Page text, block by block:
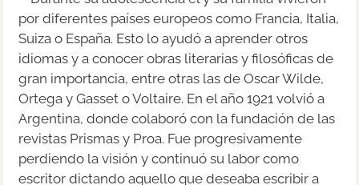
por diferentes países europeos como Francia, Italia,
Suiza o España. Esto lo ayudó a aprender otros
idiomas y a conocer obras literarias y filosóficas de
gran importancia, entre otras las de Oscar Wilde,
Ortega y Gasset o Voltaire. En el año 1921 volvió a
Argentina, donde colaboró con la fundación de las
revistas Prismas y Proa. Fue progresivamente
perdiendo la visión y continuó su labor como
escritor dictando aquello que deseaba escribir a